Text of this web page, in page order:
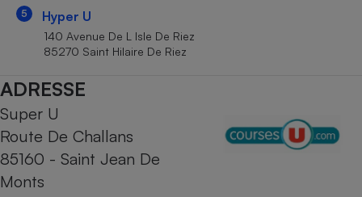
5 Hyper U
140 Avenue De L Isle De Riez
85270 Saint Hilaire De Riez
ADRESSE
Super U
Route De Challans
85160 - Saint Jean De
Monts